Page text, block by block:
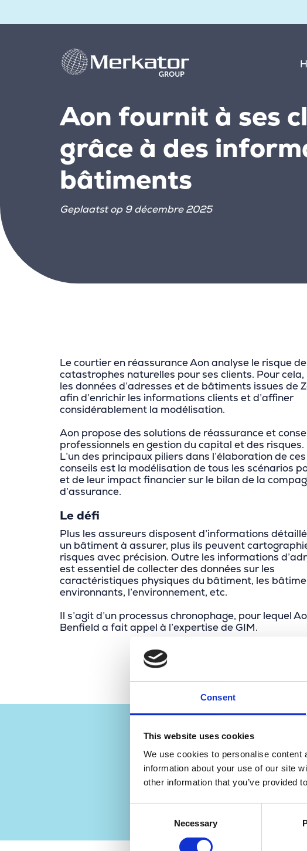
Consent
This website uses cookies
We use cookies to personalise
information about your use of our site
other information that you’ve provided
Necessary
Aon fournit à ses
grâce à des
bâtiments
Geplaatst op 9 décembre 2025
Le courtier en réassurance Aon analyse le risque de
catastrophes naturelles pour ses clients. Pour cela,
les données d’adresses et de bâtiments issues de
afin d’enrichir les informations clients et d’affiner
considérablement la modélisation.
Aon propose des solutions de réassurance et
professionnels en gestion du capital et des risques.
L’un des principaux piliers dans l’élaboration de ces
conseils est la modélisation de tous les scénarios
et de leur impact financier sur le bilan de la
d’assurance.
Le défi
Plus les assureurs disposent d’informations
un bâtiment à assurer, plus ils peuvent
risques avec précision. Outre les informations
est essentiel de collecter des données sur les
caractéristiques physiques du bâtiment, les
environnants, l’environnement, etc.
Il s’agit d’un processus chronophage, pour lequel
Benfield a fait appel à l’expertise de GIM.
Pour nous, Zadu est
associés aux
ressource précieuse
fiable les